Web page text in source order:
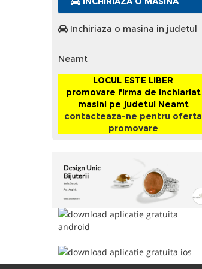
Inchiriaza o masina in judetul
Neamt
LOCUL ESTE LIBER
promovare firma de inchiariat
masini pe judetul Neamt
contacteaza-ne pentru oferta
promovare